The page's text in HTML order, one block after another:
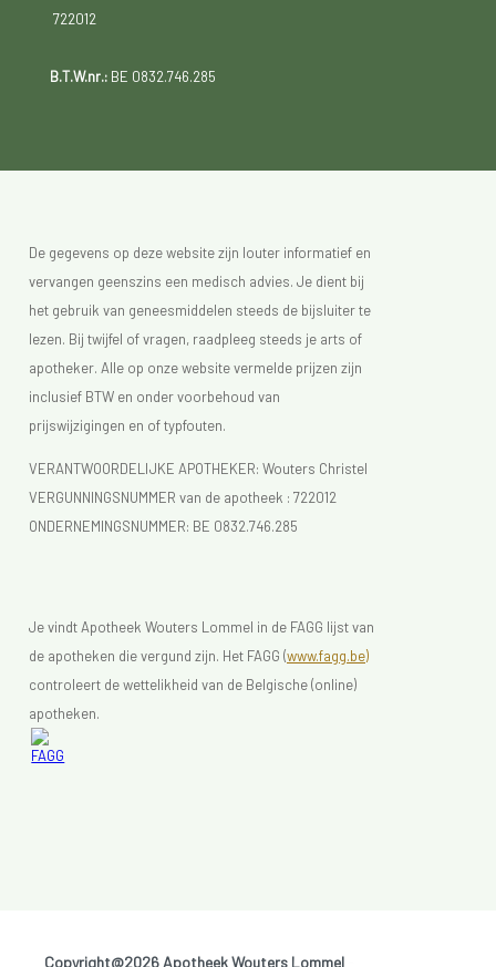
722012
B.T.W.nr.:BE 0832.746.285
De gegevens op deze website zijn louter informatief en
vervangen geenszins een medisch advies. Je dient bij
het gebruik van geneesmiddelen steeds de bijsluiter te
lezen. Bij twijfel of vragen, raadpleeg steeds je arts of
apotheker. Alle op onze website vermelde prijzen zijn
inclusief BTW en onder voorbehoud van
prijswijzigingen en of typfouten.
VERANTWOORDELIJKE APOTHEKER: Wouters Christel
VERGUNNINGSNUMMER van de apotheek : 722012
ONDERNEMINGSNUMMER: BE 0832.746.285
Je vindt Apotheek Wouters Lommel in de FAGG lijst van
de apotheken die vergund zijn. Het FAGG (www.fagg.be)
controleert de wettelikheid van de Belgische (online)
apotheken.
Copyright@2026 Apotheek Wouters Lommel